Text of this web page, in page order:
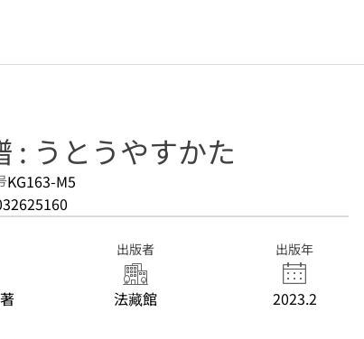
: うとうやすかた
KG163-M5
出版者
法藏館
出版年
2023.2